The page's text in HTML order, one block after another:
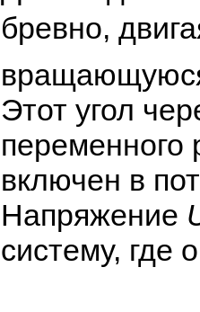
бревно,
вращающуюся
Этот угол
переменного
включен в
Напряжение
систему,